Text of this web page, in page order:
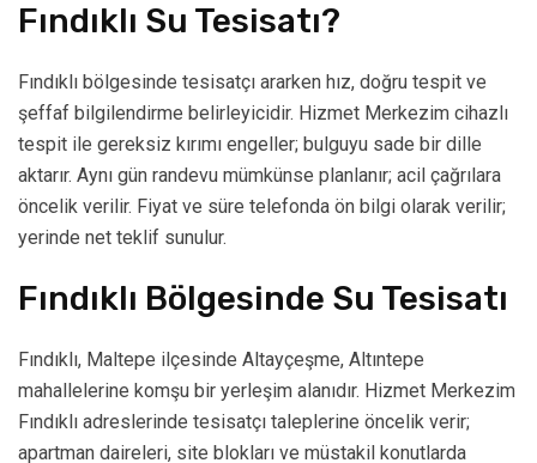
Fındıklı Su Tesisatı?
Fındıklı bölgesinde tesisatçı ararken hız, doğru tespit ve
şeffaf bilgilendirme belirleyicidir. Hizmet Merkezim cihazlı
tespit ile gereksiz kırımı engeller; bulguyu sade bir dille
aktarır. Aynı gün randevu mümkünse planlanır; acil çağrılara
öncelik verilir. Fiyat ve süre telefonda ön bilgi olarak verilir;
yerinde net teklif sunulur.
Fındıklı Bölgesinde Su Tesisatı
Fındıklı, Maltepe ilçesinde Altayçeşme, Altıntepe
mahallelerine komşu bir yerleşim alanıdır. Hizmet Merkezim
Fındıklı adreslerinde tesisatçı taleplerine öncelik verir;
apartman daireleri, site blokları ve müstakil konutlarda